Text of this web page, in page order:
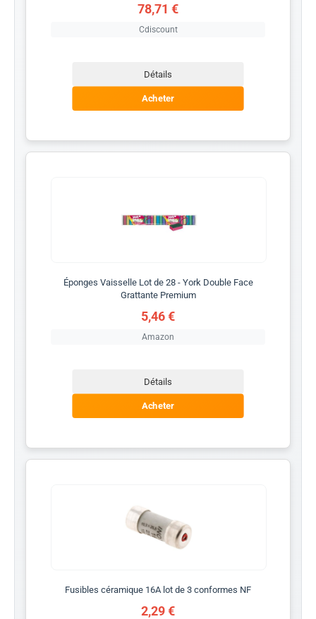
78,71 €
Cdiscount
Détails
Acheter
Éponges Vaisselle Lot de 28 - York Double Face
Grattante Premium
5,46 €
Amazon
Détails
Acheter
Fusibles céramique 16A lot de 3 conformes NF
2,29 €